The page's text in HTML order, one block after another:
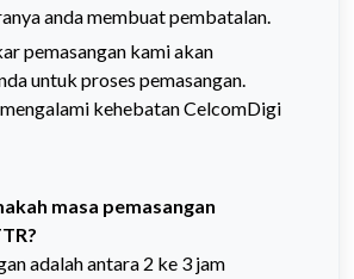
anda membuat pembatalan.
pemasangan kami akan
untuk proses pemasangan.
kehebatan CelcomDigi
masa pemasangan
adalah antara 2 ke 3 jam